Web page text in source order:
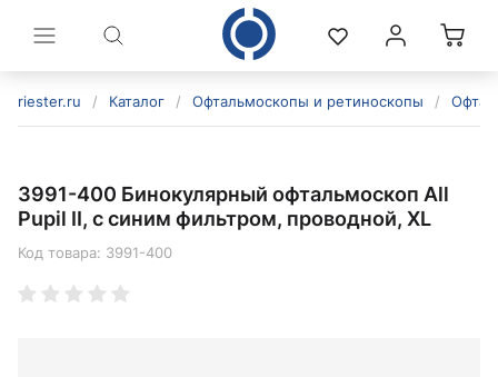
riester.ru / Каталог / Офтальмоскопы и ретиноскопы /
3991-400 Бинокулярный офтальмоскоп All
Pupil II, с синим фильтром, проводной, XL
Код товара: 3991-400